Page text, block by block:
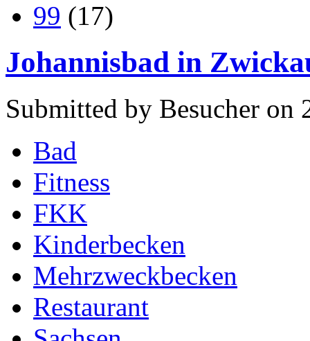
99 (17)
Johannisbad in
Submitted by Besucher on
Bad
Fitness
FKK
Kinderbecken
Mehrzweckbecken
Restaurant